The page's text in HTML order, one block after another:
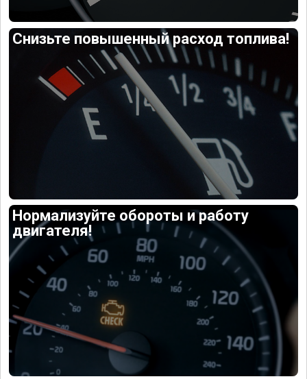
Снизьте повышенный расход топлива!
Нормализуйте обороты и работу
двигателя!